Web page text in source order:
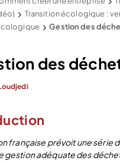
Transition écologique :
Gestion des
des
française prévoit une série
gestion adéquate des